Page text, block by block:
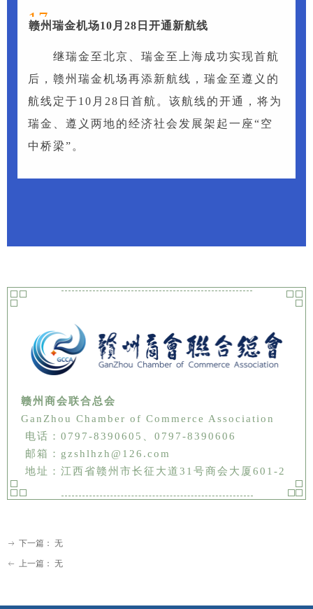
17
赣州瑞金机场10月28日开通新航线
继瑞金至北京、瑞金至上海成功实现首航
后，赣州瑞金机场再添新航线，瑞金至遵义的
航线定于10月28日首航。该航线的开通，将为
瑞金、遵义两地的经济社会发展架起一座“空
中桥梁”。
赣州商会联合总会
GanZhou Chamber of Commerce Association
电话：0797-8390605、 0797-8390606
邮箱：gzshlhzh@126.com
地址：江西省赣州市长征大道31号商会大厦601-2
ꂃ 上一篇： 无
ꁹ 下一篇： 无